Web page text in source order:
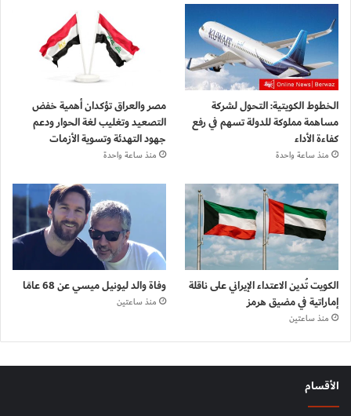
الخطوط الكويتية: التحول لشركة
مساهمة مملوكة للدولة تسهم في رفع
كفاءة الأداء
منذ ساعة واحدة
مصر والعراق تؤكدان أهمية خفض
التصعيد وتغليب لغة الحوار ودعم
جهود التهدئة وتسوية الأزمات
منذ ساعة واحدة
الكويت تُدين الاعتداء الإيراني على ناقلة
إماراتية في مضيق هرمز
منذ ساعتين
وفاة والد ليونيل ميسي عن 68 عامًا
منذ ساعتين
الأقسام